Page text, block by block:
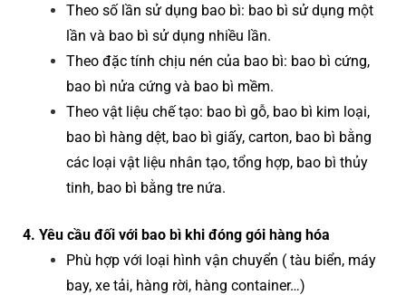
Theo số lần sử dụng bao bì: bao bì sử dụng một
lần và bao bì sử dụng nhiều lần.
Theo đặc tính chịu nén của bao bì: bao bì cứng,
bao bì nửa cứng và bao bì mềm.
Theo vật liệu chế tạo: bao bì gỗ, bao bì kim loại,
bao bì hàng dệt, bao bì giấy, carton, bao bì bằng
các loại vật liệu nhân tạo, tổng hợp, bao bì thủy
tinh, bao bì bằng tre nứa.
4. Yêu cầu đối với bao bì khi đóng gói hàng hóa
Phù hợp với loại hình vận chuyển ( tàu biển, máy
bay, xe tải, hàng rời, hàng container…)